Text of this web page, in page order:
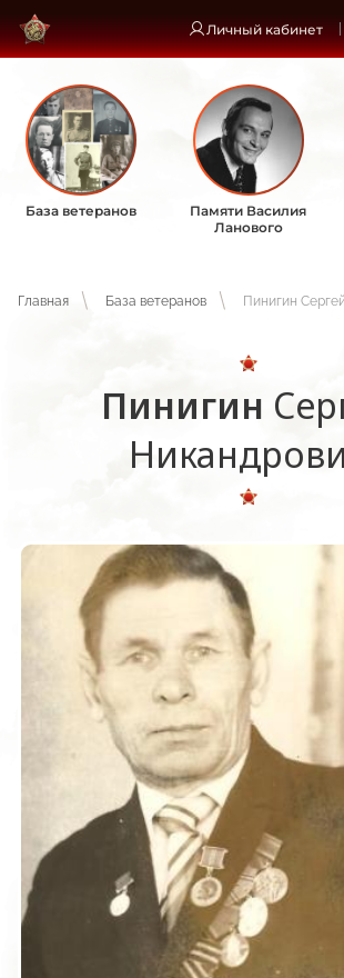
Личный кабинет
База ветеранов
Памяти Василия
Ланового
Главная База ветеранов Пинигин
Пинигин